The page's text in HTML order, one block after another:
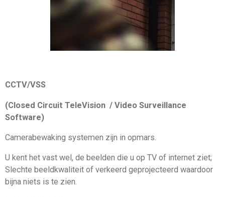
CCTV/VSS
(Closed Circuit TeleVision / Video Surveillance
Software)
Camerabewaking systemen zijn in opmars.
U kent het vast wel, de beelden die u op TV of internet ziet;
Slechte beeldkwaliteit of verkeerd geprojecteerd waardoor
bijna niets is te zien.